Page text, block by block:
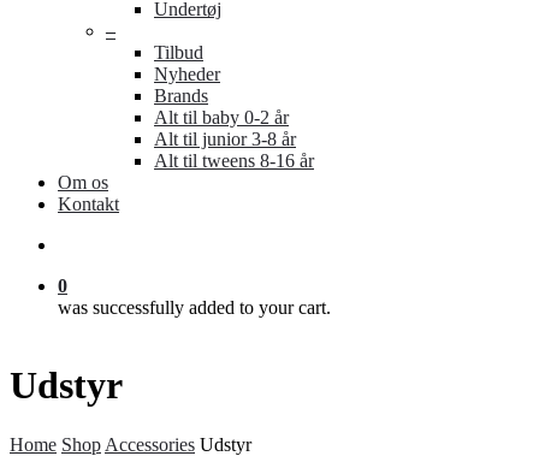
Undertøj
–
Tilbud
Nyheder
Brands
Alt til baby 0-2 år
Alt til junior 3-8 år
Alt til tweens 8-16 år
Om os
Kontakt
0
was successfully added to your cart.
Udstyr
Home Shop Accessories Udstyr